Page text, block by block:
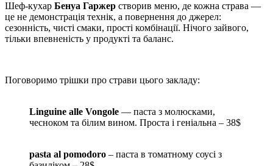
Шеф-кухар Бенуа Гаржер створив меню, де кожна страва —
це не демонстрація технік, а повернення до джерел:
сезонність, чисті смаки, прості комбінації. Нічого зайвого,
тільки впевненість у продукті та баланс.
Поговоримо трішки про страви цього закладу:
Linguine alle Vongole — паста з молюсками,
чесноком та білим вином. Проста і геніальна – 38$
pasta al pomodoro – паста в томатному соусі з